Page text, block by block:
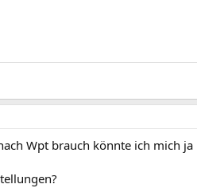
Wpt brauch könnte ich mich